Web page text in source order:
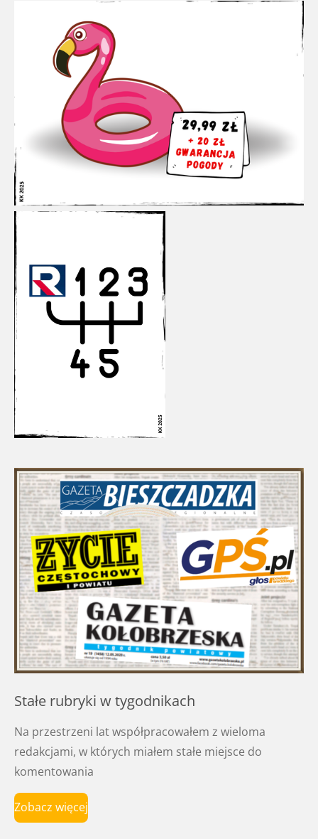
Stałe rubryki w tygodnikach
Na przestrzeni lat współpracowałem z wieloma
redakcjami, w których miałem stałe miejsce do
komentowania
Zobacz więcej